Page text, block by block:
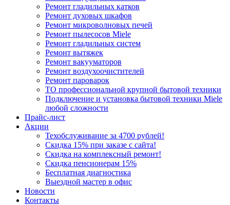
Ремонт гладильных катков
Ремонт духовых шкафов
Ремонт микроволновых печей
Ремонт пылесосов Miele
Ремонт гладильных систем
Ремонт вытяжек
Ремонт вакууматоров
Ремонт воздухоочистителей
Ремонт пароварок
ТО профессиональной крупной бытовой техники
Подключение и установка бытовой техники Miele
любой сложности
Прайс-лист
Акции
Техобслуживание за 4700 рублей!
Cкидка 15% при заказе с сайта!
Скидка на комплексный ремонт!
Скидка пенсионерам 15%
Бесплатная диагностика
Выездной мастер в офис
Новости
Контакты